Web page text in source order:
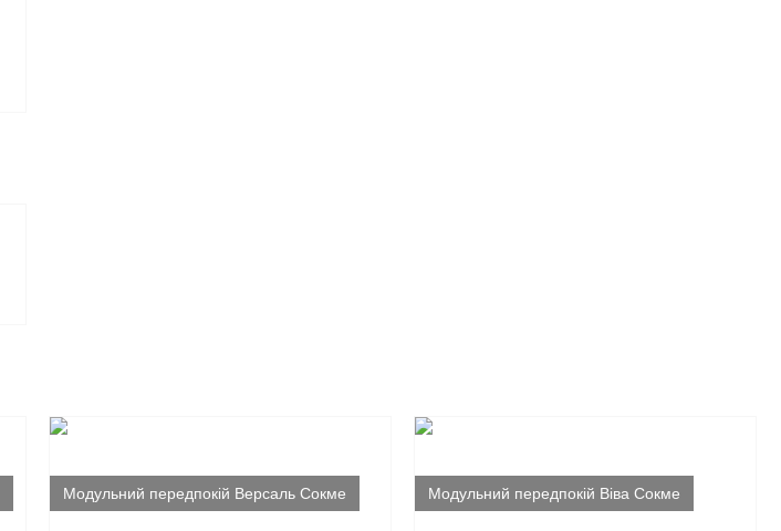
Модульний передпокій Версаль Сокме Модульний передпокій Віва Сокме